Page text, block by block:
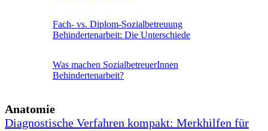
Fach- vs. Diplom-Sozialbetreuung
Behindertenarbeit: Die Unterschiede
Was machen SozialbetreuerInnen
Behindertenarbeit?
Anatomie
Diagnostische Verfahren kompakt: Merkhilfen für